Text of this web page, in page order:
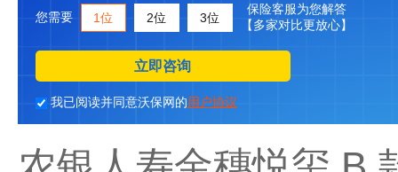
您需要 1位 2位 3位
保险客服为您解答
【多家对比更放心】
立即咨询
我已阅读并同意沃保网的用户协议